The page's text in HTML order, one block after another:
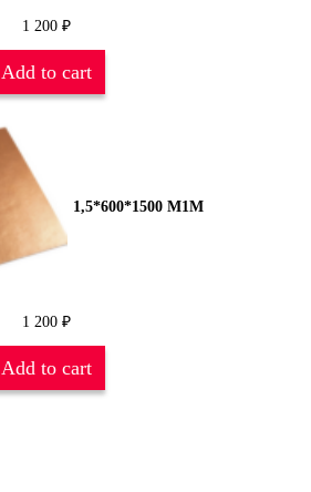
1 200 ₽
Add to cart
1,5*600*1500 М1М
1 200 ₽
Add to cart